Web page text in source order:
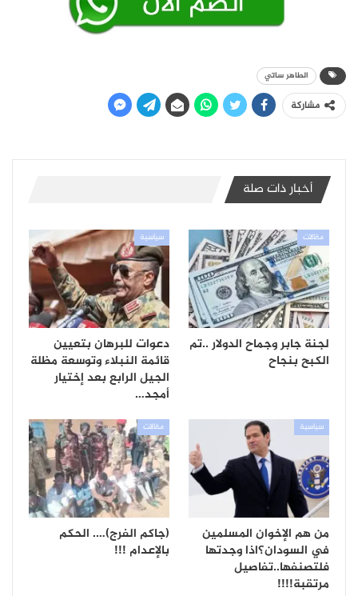
الطاهر ساتي
مشاركة
أخبار ذات صلة
مقالات
لجنة جابر وجماح الدولار ..تم
الكبح بنجاح
سياسية
دعوات للبرهان بتعيين
قائمة النبلاء وتوسعة مظلة
الجيل الرابع بعد إختيار
أمجد…
سياسية
من هم الإخوان المسلمين
في السودان؟اذا وجدتها
فلتصنفها..تفاصيل
مرتقبة!!!!
مقالات
(جاكم الفرج)…. الحكم
بالإعدام !!!